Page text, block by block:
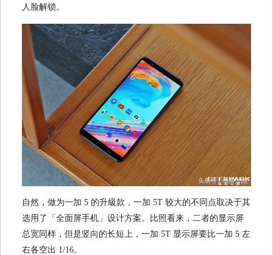
人脸解锁。
自然，做为一加 5 的升級款，一加 5T 较大的不同点取决于其
选用了「全面屏手机」设计方案。比照看来，二者的显示屏
总宽同样，但是竖向的长短上，一加 5T 显示屏要比一加 5 左
右各空出 1/16。